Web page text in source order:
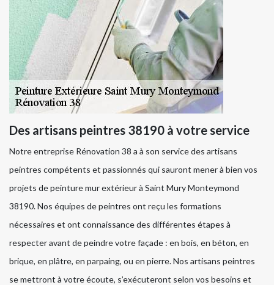
Des artisans peintres 38190 à votre service
Notre entreprise Rénovation 38 a à son service des artisans
peintres compétents et passionnés qui sauront mener à bien vos
projets de peinture mur extérieur à Saint Mury Monteymond
38190. Nos équipes de peintres ont reçu les formations
nécessaires et ont connaissance des différentes étapes à
respecter avant de peindre votre façade : en bois, en béton, en
brique, en plâtre, en parpaing, ou en pierre. Nos artisans peintres
se mettront à votre écoute, s’exécuteront selon vos besoins et